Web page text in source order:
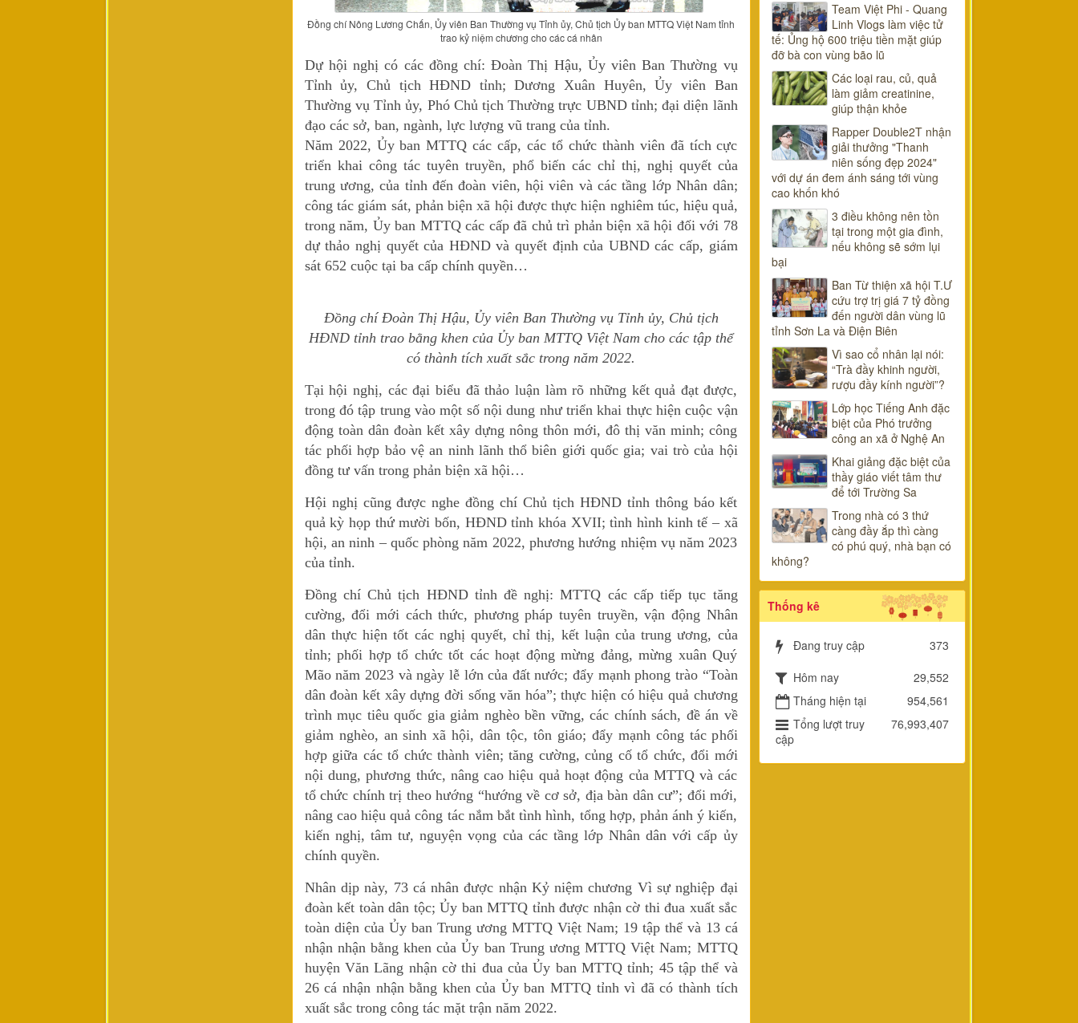
Đồng chí Nông Lương Chấn, Ủy viên Ban Thường vụ Tỉnh ủy, Chủ tịch Ủy ban MTTQ Việt Nam tỉnh
trao kỷ niệm chương cho các cá nhân
Dự hội nghị có các đồng chí: Đoàn Thị Hậu, Ủy viên Ban Thường vụ
Tỉnh ủy, Chủ tịch HĐND tỉnh; Dương Xuân Huyên, Ủy viên Ban
Thường vụ Tỉnh ủy, Phó Chủ tịch Thường trực UBND tỉnh; đại diện lãnh
đạo các sở, ban, ngành, lực lượng vũ trang của tỉnh.
Năm 2022, Ủy ban MTTQ các cấp, các tổ chức thành viên đã tích cực
triển khai công tác tuyên truyền, phổ biến các chỉ thị, nghị quyết của
trung ương, của tỉnh đến đoàn viên, hội viên và các tầng lớp Nhân dân;
công tác giám sát, phản biện xã hội được thực hiện nghiêm túc, hiệu quả,
trong năm, Ủy ban MTTQ các cấp đã chủ trì phản biện xã hội đối với 78
dự thảo nghị quyết của HĐND và quyết định của UBND các cấp, giám
sát 652 cuộc tại ba cấp chính quyền…
Đồng chí Đoàn Thị Hậu, Ủy viên Ban Thường vụ Tỉnh ủy, Chủ tịch
HĐND tỉnh trao bằng khen của Ủy ban MTTQ Việt Nam cho các tập thể
có thành tích xuất sắc trong năm 2022.
Tại hội nghị, các đại biểu đã thảo luận làm rõ những kết quả đạt được,
trong đó tập trung vào một số nội dung như triển khai thực hiện cuộc vận
động toàn dân đoàn kết xây dựng nông thôn mới, đô thị văn minh; công
tác phối hợp bảo vệ an ninh lãnh thổ biên giới quốc gia; vai trò của hội
đồng tư vấn trong phản biện xã hội…
Hội nghị cũng được nghe đồng chí Chủ tịch HĐND tỉnh thông báo kết
quả kỳ họp thứ mười bốn, HĐND tỉnh khóa XVII; tình hình kinh tế – xã
hội, an ninh – quốc phòng năm 2022, phương hướng nhiệm vụ năm 2023
của tỉnh.
Đồng chí Chủ tịch HĐND tỉnh đề nghị: MTTQ các cấp tiếp tục tăng
cường, đổi mới cách thức, phương pháp tuyên truyền, vận động Nhân
dân thực hiện tốt các nghị quyết, chỉ thị, kết luận của trung ương, của
tỉnh; phối hợp tổ chức tốt các hoạt động mừng đảng, mừng xuân Quý
Mão năm 2023 và ngày lễ lớn của đất nước; đẩy mạnh phong trào “Toàn
dân đoàn kết xây dựng đời sống văn hóa”; thực hiện có hiệu quả chương
trình mục tiêu quốc gia giảm nghèo bền vững, các chính sách, đề án về
giảm nghèo, an sinh xã hội, dân tộc, tôn giáo; đẩy mạnh công tác phối
hợp giữa các tổ chức thành viên; tăng cường, củng cố tổ chức, đổi mới
nội dung, phương thức, nâng cao hiệu quả hoạt động của MTTQ và các
tổ chức chính trị theo hướng “hướng về cơ sở, địa bàn dân cư”; đổi mới,
nâng cao hiệu quả công tác nắm bắt tình hình, tổng hợp, phản ánh ý kiến,
kiến nghị, tâm tư, nguyện vọng của các tầng lớp Nhân dân với cấp ủy
chính quyền.
Nhân dịp này, 73 cá nhân được nhận Kỷ niệm chương Vì sự nghiệp đại
đoàn kết toàn dân tộc; Ủy ban MTTQ tỉnh được nhận cờ thi đua xuất sắc
toàn diện của Ủy ban Trung ương MTTQ Việt Nam; 19 tập thể và 13 cá
nhận nhận bằng khen của Ủy ban Trung ương MTTQ Việt Nam; MTTQ
huyện Văn Lãng nhận cờ thi đua của Ủy ban MTTQ tỉnh; 45 tập thể và
26 cá nhận nhận bằng khen của Ủy ban MTTQ tỉnh vì đã có thành tích
xuất sắc trong công tác mặt trận năm 2022.
Team Việt Phi - Quang
Linh Vlogs làm việc tử
tế: Ủng hộ 600 triệu tiền mặt giúp
đỡ bà con vùng bão lũ
Các loại rau, củ, quả
làm giảm creatinine,
giúp thận khỏe
Rapper Double2T nhận
giải thưởng "Thanh
niên sống đẹp 2024"
với dự án đem ánh sáng tới vùng
cao khốn khó
3 điều không nên tồn
tại trong một gia đình,
nếu không sẽ sớm lụi
bại
Ban Từ thiện xã hội T.Ư
cứu trợ trị giá 7 tỷ đồng
đến người dân vùng lũ
tỉnh Sơn La và Điện Biên
Vì sao cổ nhân lại nói:
“Trà đầy khinh người,
rượu đầy kính người”?
Lớp học Tiếng Anh đặc
biệt của Phó trưởng
công an xã ở Nghệ An
Khai giảng đặc biệt của
thầy giáo viết tâm thư
để tới Trường Sa
Trong nhà có 3 thứ
càng đầy ắp thì càng
có phú quý, nhà bạn có
không?
Thống kê
Đang truy cập
373
Hôm nay
29,552
Tháng hiện tại
954,561
Tổng lượt truy
cập
76,993,407